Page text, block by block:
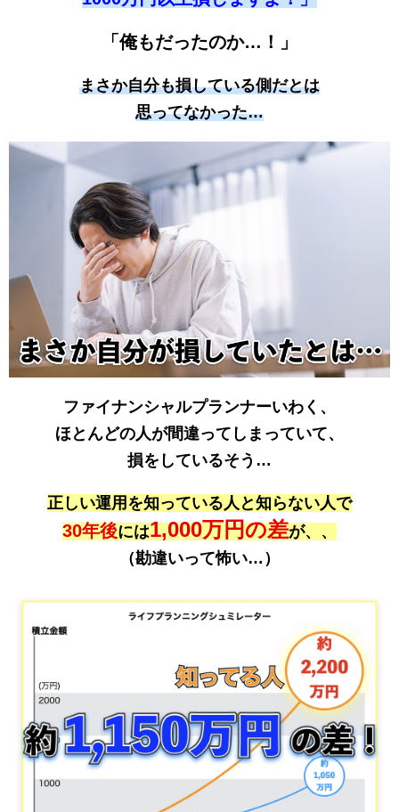
「俺もだったのか…！」
まさか自分も損している側だとは
思ってなかった…
ファイナンシャルプランナーいわく、
ほとんどの人が間違ってしまっていて、
損をしているそう…
正しい運用を知っている人と知らない人で
30年後には1,000万円の差が、、
（勘違いって怖い…）